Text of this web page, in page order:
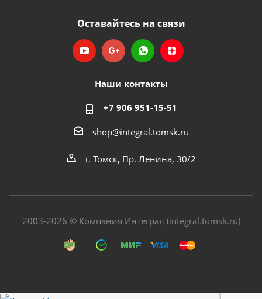
Оставайтесь на связи
Наши контакты
+7 906 951-15-51
shop@integral.tomsk.ru
г. Томск, Пр. Ленина, 30/2
2003-2026 © Компания Интеграл (integral.tomsk.ru)